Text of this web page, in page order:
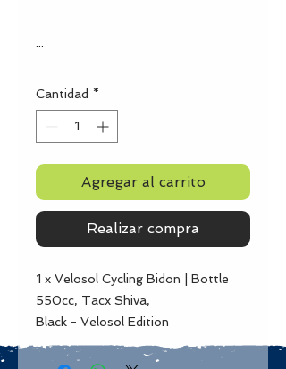
...
Cantidad *
Agregar al carrito
Realizar compra
1 x Velosol Cycling Bidon | Bottle
550cc, Tacx Shiva,
Black - Velosol Edition